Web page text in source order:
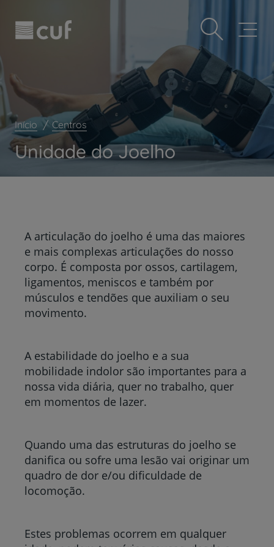
este
inclui
um
acessibilidade.
para
conteúdo
principal
Prevenção e bem-estar
Grandes Áreas da Saúde
My CUF
Clientes e acompanhantes
CUF Academic Center
Início Centros
Unidade do Joelho
A articulação do joelho é uma das maiores
e mais complexas articulações do nosso
corpo. É composta por ossos, cartilagem,
ligamentos, meniscos e também por
músculos e tendões que auxiliam o seu
movimento.
A estabilidade do joelho e a sua
mobilidade indolor são importantes para a
nossa vida diária, quer no trabalho, quer
em momentos de lazer.
Quando uma das estruturas do joelho se
danifica ou sofre uma lesão vai originar um
quadro de dor e/ou dificuldade de
locomoção.
Estes problemas ocorrem em qualquer